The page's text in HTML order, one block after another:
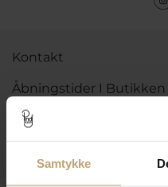
Samtykke
Kontakt
Åbningstider I Butikken
Information